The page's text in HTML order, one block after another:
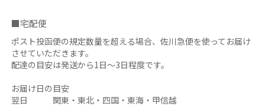
■宅配便
ポスト投函便の規定数量を超える場合、佐川急便を使ってお届け
させていただきます。
配達の目安は発送から1日～3日程度です。
お届け日の目安
翌日 関東・東北・四国・東海・甲信越